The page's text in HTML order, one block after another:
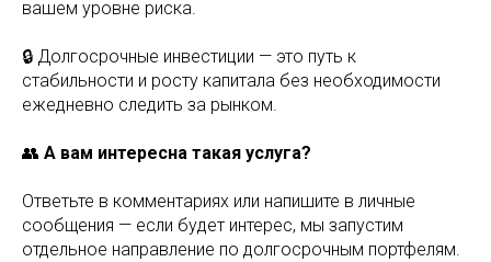
вашем уровне риска.
🔒 Долгосрочные инвестиции — это путь к
стабильности и росту капитала без необходимости
ежедневно следить за рынком.
👥 А вам интересна такая услуга?
Ответьте в комментариях или напишите в личные
сообщения — если будет интерес, мы запустим
отдельное направление по долгосрочным портфелям.